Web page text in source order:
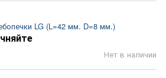
LG (L=42 мм. D=8 мм.)
Нет в наличии